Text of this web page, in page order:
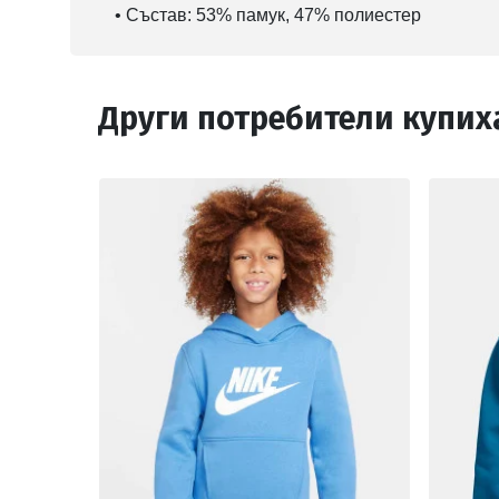
• Състав: 53% памук, 47% полиестер
Други потребители